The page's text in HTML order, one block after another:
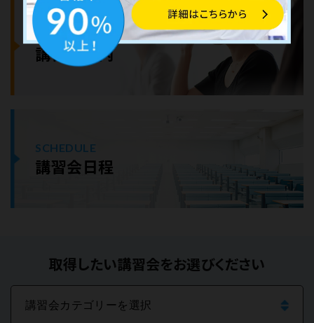
COURSES
講習会案内
SCHEDULE
講習会日程
取得したい講習会をお選びください